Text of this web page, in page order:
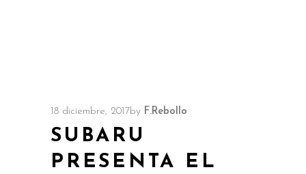
18 diciembre, 2017by F.Rebollo
SUBARU
PRESENTA EL